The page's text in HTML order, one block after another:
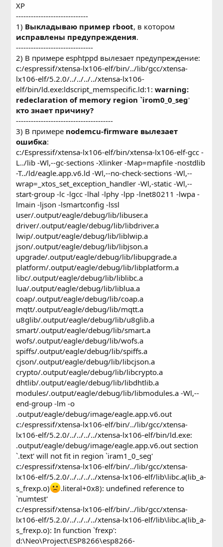
XP
-----------------------------
1) Выкладываю пример rboot, в котором
исправлены предупреждения.
-------------------------------
2) В примере esphtppd вылезает предупреждение:
c:/espressif/xtensa-lx106-elf/bin/../lib/gcc/xtensa-
lx106-elf/5.2.0/../../../../xtensa-lx106-
elf/bin/ld.exe:ldscript_memspecific.ld:1: warning:
redeclaration of memory region `irom0_0_seg'
кто знает причину?
---------------------------------------
3) В примере nodemcu-firmware вылезает
ошибка:
c:/Espressif/xtensa-lx106-elf/bin/xtensa-lx106-elf-gcc -
L../lib -Wl,--gc-sections -Xlinker -Map=mapfile -nostdlib
-T../ld/eagle.app.v6.ld -Wl,--no-check-sections -Wl,--
wrap=_xtos_set_exception_handler -Wl,-static -Wl,--
start-group -lc -lgcc -lhal -lphy -lpp -lnet80211 -lwpa -
lmain -ljson -lsmartconfig -lssl
user/.output/eagle/debug/lib/libuser.a
driver/.output/eagle/debug/lib/libdriver.a
lwip/.output/eagle/debug/lib/liblwip.a
json/.output/eagle/debug/lib/libjson.a
upgrade/.output/eagle/debug/lib/libupgrade.a
platform/.output/eagle/debug/lib/libplatform.a
libc/.output/eagle/debug/lib/liblibc.a
lua/.output/eagle/debug/lib/liblua.a
coap/.output/eagle/debug/lib/coap.a
mqtt/.output/eagle/debug/lib/mqtt.a
u8glib/.output/eagle/debug/lib/u8glib.a
smart/.output/eagle/debug/lib/smart.a
wofs/.output/eagle/debug/lib/wofs.a
spiffs/.output/eagle/debug/lib/spiffs.a
cjson/.output/eagle/debug/lib/libcjson.a
crypto/.output/eagle/debug/lib/libcrypto.a
dhtlib/.output/eagle/debug/lib/libdhtlib.a
modules/.output/eagle/debug/lib/libmodules.a -Wl,--
end-group -lm -o
.output/eagle/debug/image/eagle.app.v6.out
c:/espressif/xtensa-lx106-elf/bin/../lib/gcc/xtensa-
lx106-elf/5.2.0/../../../../xtensa-lx106-elf/bin/ld.exe:
.output/eagle/debug/image/eagle.app.v6.out section
`.text' will not fit in region `iram1_0_seg'
c:/espressif/xtensa-lx106-elf/bin/../lib/gcc/xtensa-
lx106-elf/5.2.0/../../../../xtensa-lx106-elf/lib\libc.a(lib_a-
s_frexp.o)
.literal+0x8): undefined reference to
`numtest'
c:/espressif/xtensa-lx106-elf/bin/../lib/gcc/xtensa-
lx106-elf/5.2.0/../../../../xtensa-lx106-elf/lib\libc.a(lib_a-
s_frexp.o): In function `frexp':
d:\Neo\Project\ESP8266\esp8266-